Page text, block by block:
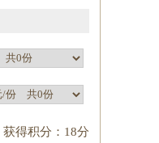
获得积分：18分